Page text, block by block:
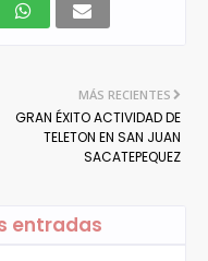
MÁS RECIENTES
GRAN ÉXITO ACTIVIDAD DE
TELETON EN SAN JUAN
SACATEPEQUEZ
entradas